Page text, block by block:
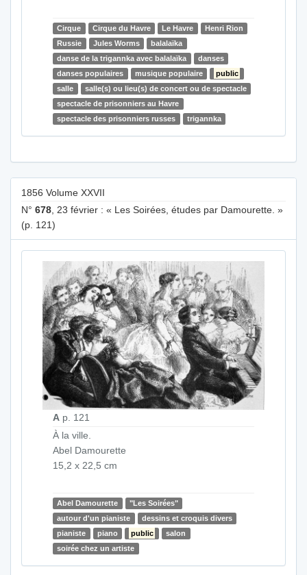
Cirque Cirque du Havre Le Havre
Henri Rion
Russie
Jules Worms
balalaïka
danse de la trigannka avec balalaïka
danses
danses populaires
musique populaire
public
salle
salle(s) ou lieu(s) de concert ou de spectacle
spectacle de prisonniers au Havre
spectacle des prisonniers russes
trigannka
1856 Volume XXVII
N° 678, 23 février : « Les Soirées, études par Damourette. »
(p. 121)
A p. 121
À la ville.
Abel Damourette
15,2 x 22,5 cm
Abel Damourette
"Les Soirées"
autour d'un pianiste
dessins et croquis divers
pianiste
piano public
salon
soirée chez un artiste